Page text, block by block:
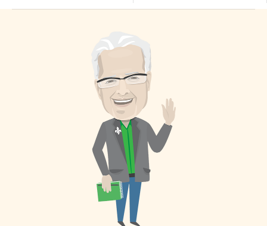
magnifique au cœur même du
Grand Toronto», a-t-il promis.
Chaque partenaire contribue
déjà depuis plusieurs années à
la protection de cette vallée qui
va du lac Ontario au sud jusqu’à
la moraine d’Oak Ridges au
nord. Frontières? Les frontières
cependant encore à arrêter, au
première anglophone à accéder
au poste de présidente de la
commission de l’Union
africaine. À ceux qui parlent
d’une victoire anglophone, elle
rétorque «Je ne suis pas
anglophone, je suis Zoulou». Le
Président de la Commission […]